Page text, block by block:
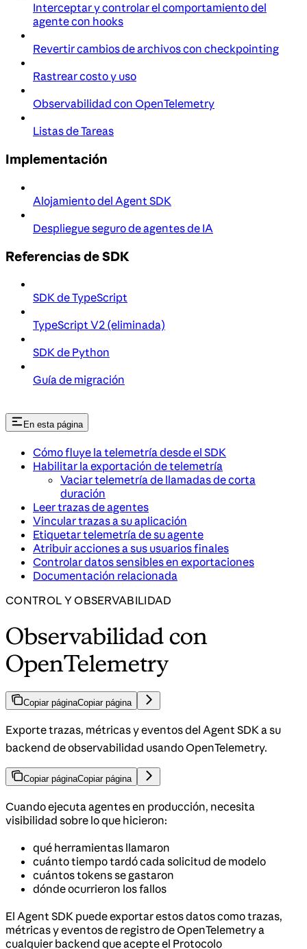
Interceptar y controlar el comportamiento del
agente con hooks
Revertir cambios de archivos con checkpointing
Rastrear costo y uso
Observabilidad con OpenTelemetry
Listas de Tareas
Implementación
Alojamiento del Agent SDK
Despliegue seguro de agentes de IA
Referencias de SDK
SDK de TypeScript
TypeScript V2 (eliminada)
SDK de Python
Guía de migración
En esta página
Cómo fluye la telemetría desde el SDK
Habilitar la exportación de telemetría
Vaciar telemetría de llamadas de corta
duración
Leer trazas de agentes
Vincular trazas a su aplicación
Etiquetar telemetría de su agente
Atribuir acciones a sus usuarios finales
Controlar datos sensibles en exportaciones
Documentación relacionada
CONTROL Y OBSERVABILIDAD
Observabilidad con
OpenTelemetry
Copiar páginaCopiar página
Exporte trazas, métricas y eventos del Agent SDK a su
backend de observabilidad usando OpenTelemetry.
Copiar páginaCopiar página
Cuando ejecuta agentes en producción, necesita
visibilidad sobre lo que hicieron:
qué herramientas llamaron
cuánto tiempo tardó cada solicitud de modelo
cuántos tokens se gastaron
dónde ocurrieron los fallos
El Agent SDK puede exportar estos datos como trazas,
métricas y eventos de registro de OpenTelemetry a
cualquier backend que acepte el Protocolo